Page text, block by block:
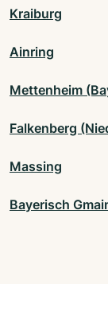
Kraiburg
Ainring
Mettenheim
Falkenberg
Massing
Bayerisch